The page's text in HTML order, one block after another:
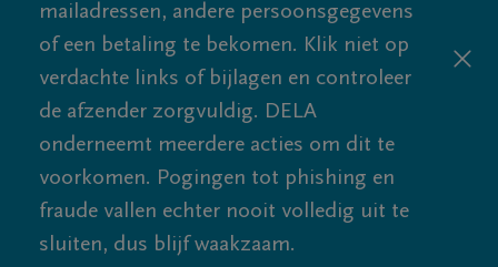
mailadressen, andere persoonsgegevens
of een betaling te bekomen. Klik niet op
verdachte links of bijlagen en controleer
de afzender zorgvuldig. DELA
onderneemt meerdere acties om dit te
voorkomen. Pogingen tot phishing en
fraude vallen echter nooit volledig uit te
sluiten, dus blijf waakzaam.